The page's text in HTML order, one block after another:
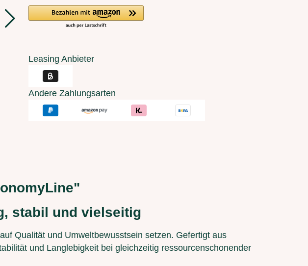
Leasing Anbieter
Andere Zahlungsarten
stabil und vielseitig
Qualität und Umweltbewusstsein setzen. Gefertigt aus
und Langlebigkeit bei gleichzeitig ressourcenschonender